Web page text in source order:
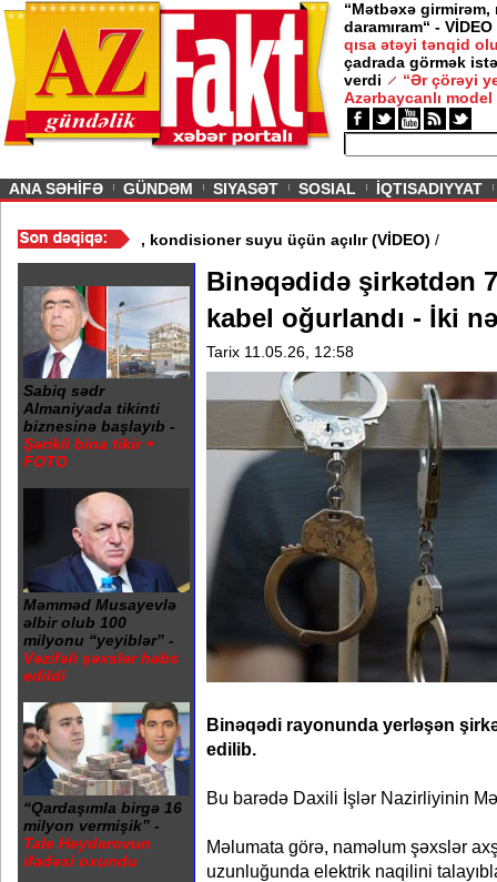
“Mətbəxə girmirəm,
daramıram“ - VİDEO
qısa ətəyi tənqid
çadrada görmək
verdi
“Ər çörəyi
Azərbaycanlı model
ANA SƏHİFƏ GÜNDƏM SIYASƏT SOSIAL İQTISADIYYAT
Çətirlər yağış üçün yox, kondisioner suyu üçün açılır (VİDEO)
Sabiq sədr
Almaniyada tikinti
biznesinə başlayıb -
Şərikli bina tikir +
FOTO
Məmməd Musayevlə
əlbir olub 100
milyonu “yeyiblər” -
Vəzifəli şəxslər həbs
edildi
“Qardaşımla birgə 16
milyon vermişik” -
Tale Heydərovun
ifadəsi oxundu
Binəqədidə şirkətdən
kabel oğurlandı - İki
Tarix 11.05.26, 12:58
Binəqədi rayonunda yerləşən
edilib.
Bu barədə Daxili İşlər Nazirliyinin
Məlumata görə, naməlum şəxslər
uzunluğunda elektrik naqilini